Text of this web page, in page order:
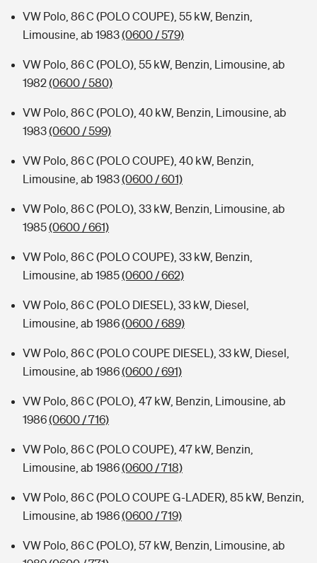
VW Polo, 86 C (POLO COUPE), 55 kW, Benzin,
Limousine, ab 1983(0600 / 579)
VW Polo, 86 C (POLO), 55 kW, Benzin, Limousine, ab
1982(0600 / 580)
VW Polo, 86 C (POLO), 40 kW, Benzin, Limousine, ab
1983(0600 / 599)
VW Polo, 86 C (POLO COUPE), 40 kW, Benzin,
Limousine, ab 1983(0600 / 601)
VW Polo, 86 C (POLO), 33 kW, Benzin, Limousine, ab
1985(0600 / 661)
VW Polo, 86 C (POLO COUPE), 33 kW, Benzin,
Limousine, ab 1985(0600 / 662)
VW Polo, 86 C (POLO DIESEL), 33 kW, Diesel,
Limousine, ab 1986(0600 / 689)
VW Polo, 86 C (POLO COUPE DIESEL), 33 kW, Diesel,
Limousine, ab 1986(0600 / 691)
VW Polo, 86 C (POLO), 47 kW, Benzin, Limousine, ab
1986(0600 / 716)
VW Polo, 86 C (POLO COUPE), 47 kW, Benzin,
Limousine, ab 1986(0600 / 718)
VW Polo, 86 C (POLO COUPE G-LADER), 85 kW, Benzin,
Limousine, ab 1986(0600 / 719)
VW Polo, 86 C (POLO), 57 kW, Benzin, Limousine, ab